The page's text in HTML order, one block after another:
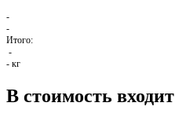
-
-
Итого:
-
- кг
В стоимость входит